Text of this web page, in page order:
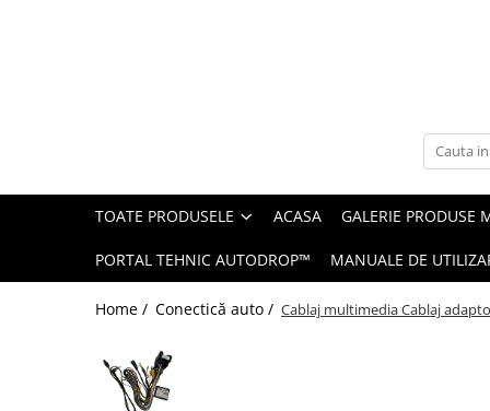
Mercedes Benz
TOATE PRODUSELE ACASA GALERIE PRODUSE
PORTAL TEHNIC AUTODROP™ MANUALE DE
Home / Conectică auto / Cablaj multimedia Cablaj